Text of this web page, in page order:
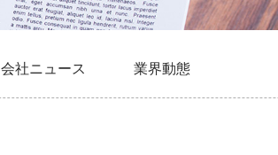
会社ニュース 業界動態